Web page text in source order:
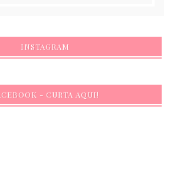
INSTAGRAM
- CURTA AQUI!